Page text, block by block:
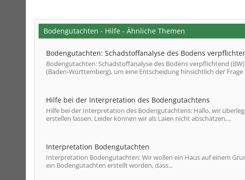
Bodengutachten - Hilfe - Ähnliche Themen
Bodengutachten: Schadstoffanalyse des Bodens
Bodengutachten: Schadstoffanalyse des Bodens verpflichtend
(Baden-Württemberg), um eine Entscheidung hinsichtlich der Frage
Hilfe bei der Interpretation des Bodengutachtens
Hilfe bei der Interpretation des Bodengutachtens: Hallo, wir
erstellen lassen. Leider können wir als Laien nicht abschätzen,...
Interpretation Bodengutachten
Interpretation Bodengutachten: Wir wollen ein Haus auf einem
ein Bodengutachten erstellt worden, dass...